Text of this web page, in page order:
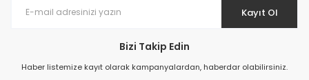
Kayıt Ol
Bizi Takip Edin
Haber listemize kayıt olarak kampanyalardan, haberdar olabilirsiniz.